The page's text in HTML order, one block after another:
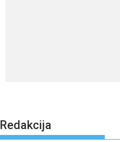
Redakcija